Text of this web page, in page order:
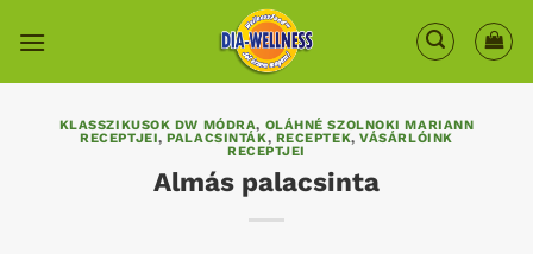
KLASSZIKUSOK DW MÓDRA, OLÁHNÉ SZOLNOKI MARIANN
RECEPTJEI,PALACSINTÁK, RECEPTEK,VÁSÁRLÓINK
RECEPTJEI
Almás palacsinta